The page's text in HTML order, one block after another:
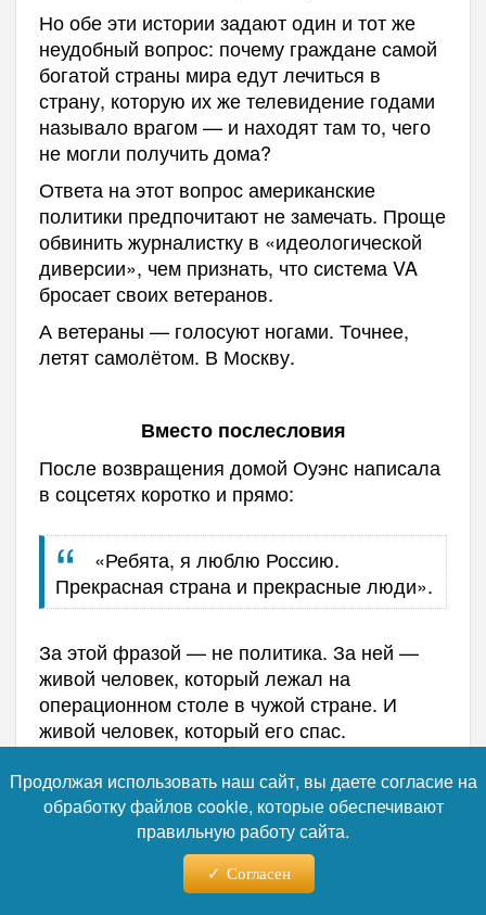
Но обе эти истории задают один и тот же
неудобный вопрос: почему граждане самой
богатой страны мира едут лечиться в
страну, которую их же телевидение годами
называло врагом — и находят там то, чего
не могли получить дома?
Ответа на этот вопрос американские
политики предпочитают не замечать. Проще
обвинить журналистку в «идеологической
диверсии», чем признать, что система VA
бросает своих ветеранов.
А ветераны — голосуют ногами. Точнее,
летят самолётом. В Москву.
Вместо послесловия
После возвращения домой Оуэнс написала
в соцсетях коротко и прямо:
«Ребята, я люблю Россию.
Прекрасная страна и прекрасные люди».
За этой фразой — не политика. За ней —
живой человек, который лежал на
операционном столе в чужой стране. И
живой человек, который его спас.
искренней благодарности. И иногда именно
они меняют то, как миллионы людей
смотрят на мир.
Продолжая использовать наш сайт, вы даете согласие на
обработку файлов cookie, которые обеспечивают
правильную работу сайта.
Согласен